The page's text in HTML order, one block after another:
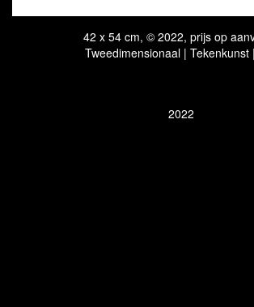
42 x 54 cm, © 2022, prijs op
Tweedimensionaal | Tekenkunst
2022